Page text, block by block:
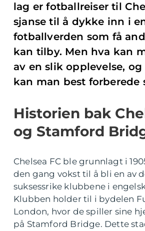
lag er fotballreiser til
sjanse til å dykke inn i
fotballverden som få
kan tilby. Men hva kan
av en slik opplevelse,
kan man best forberede
Historien bak
og Stamford
Chelsea FC ble grunnlagt i
den gang vokst til å bli en av
suksessrike klubbene i
Klubben holder til i bydelen
London, hvor de spiller sine
på Stamford Bridge. Dette